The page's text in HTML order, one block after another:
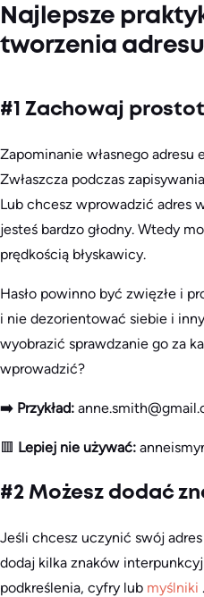
Najlepsze
tworzenia
#1 Zachowaj
Zapominanie własnego
Zwłaszcza podczas
Lub chcesz wprowadzić adres
jesteś bardzo głodny. Wtedy
prędkością błyskawicy.
Hasło powinno być zwięzłe i
i nie dezorientować siebie i
wyobrazić sprawdzanie go za
wprowadzić?
➡️ Przykład:
🟥 Lepiej nie używać:
#2 Możesz dodać
Jeśli chcesz uczynić swój
dodaj kilka znaków
podkreślenia, cyfry lub myślniki